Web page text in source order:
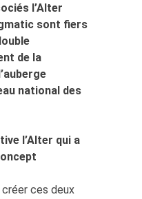
l’Alter
sont fiers
de la
national des
l’Alter qui a
créer ces deux